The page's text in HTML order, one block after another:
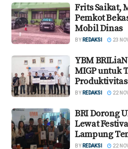
Frits Saikat,
Pemkot
Mobil Dinas
BY REDAKSI 23
YBM
MIGP untuk
BY REDAKSI 22
BRI Dorong
Lewat
Lampung
BY REDAKSI 22